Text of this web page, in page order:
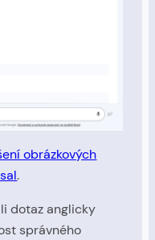
obrázkových
.
dotaz anglicky
správného